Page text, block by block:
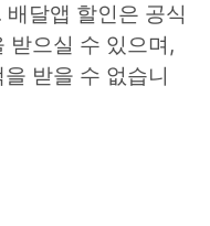
달앱 할인은 공식
받으실 수 있으며,
받을 수 없습니